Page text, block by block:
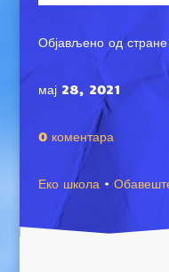
Објављено од стране
мај 28, 2021
0 коментара
Еко школа ·